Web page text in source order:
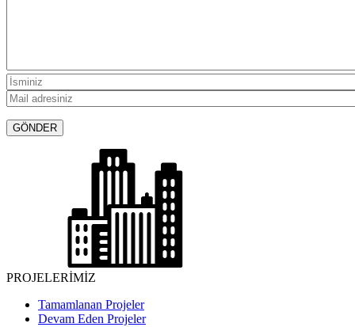
PROJELERİMİZ
Tamamlanan Projeler
Devam Eden Projeler